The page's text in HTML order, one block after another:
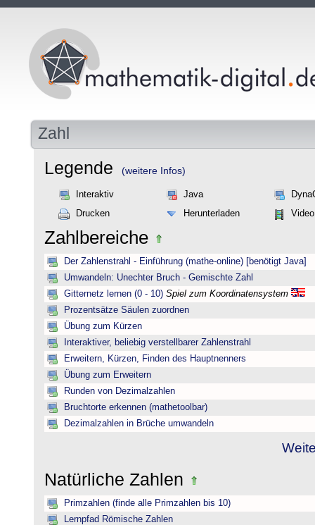
Zahl
Legende (weitere Infos)
Interaktiv Java
Drucken
Herunterladen Video
Zahlbereiche
Der Zahlenstrahl - Einführung (mathe-online) [benötigt Java]
Umwandeln: Unechter Bruch - Gemischte Zahl
Gitternetz lernen (0 - 10) Spiel zum Koordinatensystem
Prozentsätze Säulen zuordnen
Übung zum Kürzen
Interaktiver, beliebig verstellbarer Zahlenstrahl
Erweitern, Kürzen, Finden des Hauptnenners
Übung zum Erweitern
Runden von Dezimalzahlen
Bruchtorte erkennen (mathetoolbar)
Dezimalzahlen in Brüche umwandeln
Natürliche Zahlen
Primzahlen (finde alle Primzahlen bis 10)
Lernpfad Römische Zahlen